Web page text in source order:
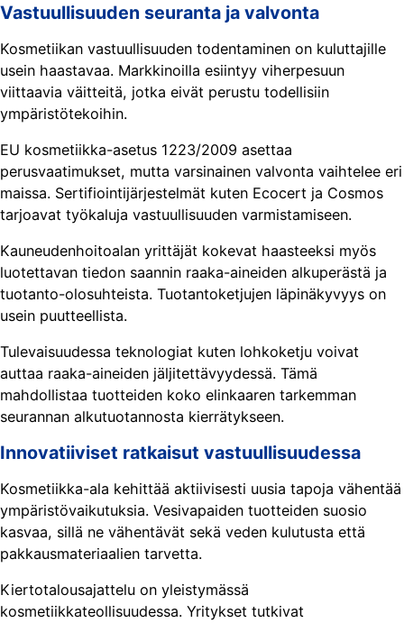
Vastuullisuuden seuranta ja valvonta
Kosmetiikan vastuullisuuden todentaminen on kuluttajille
usein haastavaa. Markkinoilla esiintyy viherpesuun
viittaavia väitteitä, jotka eivät perustu todellisiin
ympäristötekoihin.
EU kosmetiikka-asetus 1223/2009 asettaa
perusvaatimukset, mutta varsinainen valvonta vaihtelee eri
maissa. Sertifiointijärjestelmät kuten Ecocert ja Cosmos
tarjoavat työkaluja vastuullisuuden varmistamiseen.
Kauneudenhoitoalan yrittäjät kokevat haasteeksi myös
luotettavan tiedon saannin raaka-aineiden alkuperästä ja
tuotanto-olosuhteista. Tuotantoketjujen läpinäkyvyys on
usein puutteellista.
Tulevaisuudessa teknologiat kuten lohkoketju voivat
auttaa raaka-aineiden jäljitettävyydessä. Tämä
mahdollistaa tuotteiden koko elinkaaren tarkemman
seurannan alkutuotannosta kierrätykseen.
Innovatiiviset ratkaisut vastuullisuudessa
Kosmetiikka-ala kehittää aktiivisesti uusia tapoja vähentää
ympäristövaikutuksia. Vesivapaiden tuotteiden suosio
kasvaa, sillä ne vähentävät sekä veden kulutusta että
pakkausmateriaalien tarvetta.
Kiertotalousajattelu on yleistymässä
kosmetiikkateollisuudessa. Yritykset tutkivat